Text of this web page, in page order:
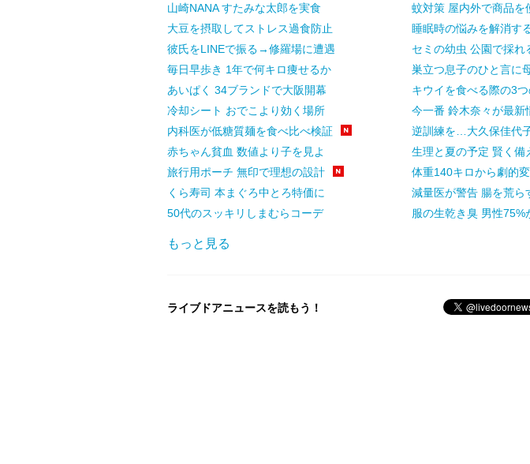
山崎NANA すたみな太郎を実食
大豆を摂取してストレス過食防止
彼氏をLINEで振る→修羅場に遭遇
毎日早歩き 1年で何キロ痩せるか
あいぱく 34ブランドで大阪開幕
冷却シート おでこより効く場所
内科医が低糖質麺を食べ比べ検証
赤ちゃん貧血 数値より子を見よ
旅行用ポーチ 無印で理想の設計
くら寿司 本まぐろ中とろ特価に
50代のスッキリしまむらコーデ
蚊対策 屋内外で商品を
睡眠時の悩みを解消す
セミの幼虫 公園で採れ
巣立つ息子のひと言に
キウイを食べる際の3
今一番 鈴木奈々が最新
逆訓練を…大久保佳代
生理と夏の予定 賢く備
体重140キロから劇的
減量医が警告 腸を荒ら
服の生乾き臭 男性75%
もっと見る
ライブドアニュースを読もう！